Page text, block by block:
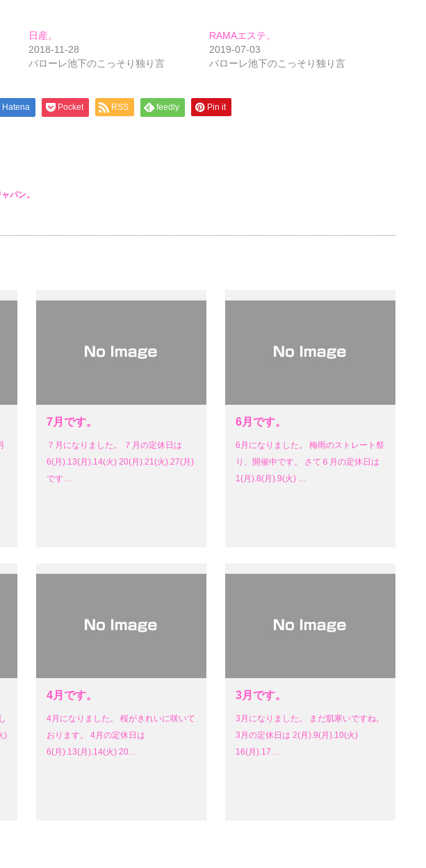
日産。
2018-11-28
バローレ池下のこっそり独り言
RAMAエステ。
2019-07-03
バローレ池下のこっそり独り言
Hatena Pocket RSS feedly Pin it
パン。
7月です。
７月になりました。 ７月の定休日は
6(月).13(月).14(火) 20(月).21(火).27(月)
です…
6月です。
6月になりました。 梅雨のストレート祭
り、開催中です。 さて６月の定休日は
1(月).8(月).9(火) …
)
4月です。
4月になりました。 桜がきれいに咲いて
おります。 4月の定休日は
6(月).13(月).14(火) 20…
3月です。
3月になりました。 まだ肌寒いですね。
3月の定休日は 2(月).9(月).10(火)
16(月).17…